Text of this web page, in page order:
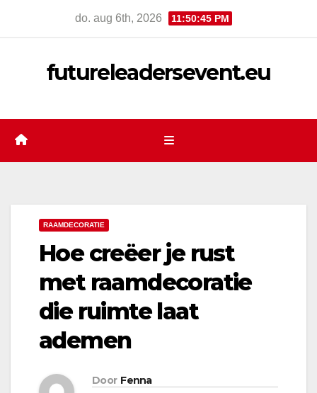
do. aug 6th, 2026 11:50:46 PM
futureleadersevent.eu
RAAMDECORATIE
Hoe creëer je rust
met raamdecoratie
die ruimte laat
ademen
Door Fenna